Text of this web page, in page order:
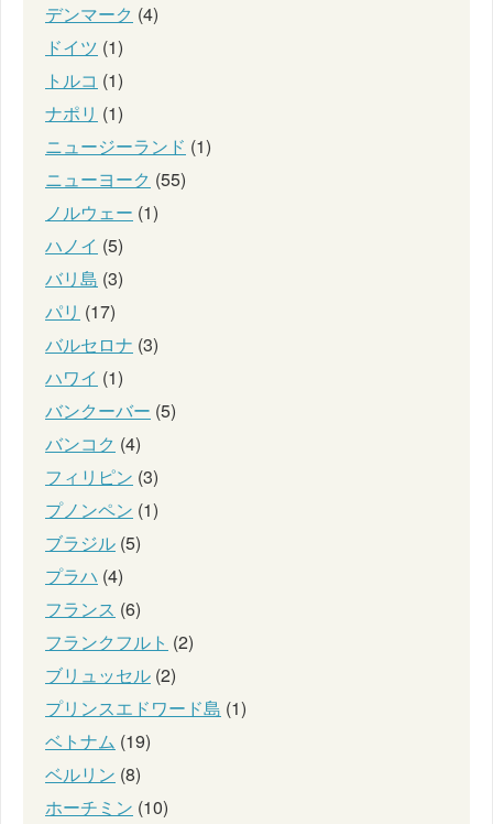
デンマーク (4)
ドイツ (1)
トルコ (1)
ナポリ (1)
ニュージーランド (1)
ニューヨーク (55)
ノルウェー (1)
ハノイ (5)
バリ島 (3)
パリ (17)
バルセロナ (3)
ハワイ (1)
バンクーバー (5)
バンコク (4)
フィリピン (3)
プノンペン (1)
ブラジル (5)
プラハ (4)
フランス (6)
フランクフルト (2)
ブリュッセル (2)
プリンスエドワード島 (1)
ベトナム (19)
ベルリン (8)
ホーチミン (10)